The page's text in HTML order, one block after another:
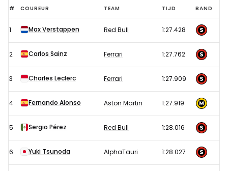
Uitslag
eerste
vrije
training
1
GP
Qatar
2023
# COUREUR TEAM TIJD BAND
1 Max Verstappen Red Bull 1:27.428
2 Carlos Sainz Ferrari 1:27.762
3 Charles Leclerc Ferrari 1:27.909
4 Fernando Alonso Aston Martin 1:27.919
5 Sergio Pérez Red Bull 1:28.016
6 Yuki Tsunoda AlphaTauri 1:28.027